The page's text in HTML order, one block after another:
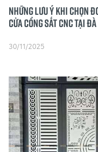
Những lưu ý khi chọn
cửa cổng sắt CNC tại
30/11/2025